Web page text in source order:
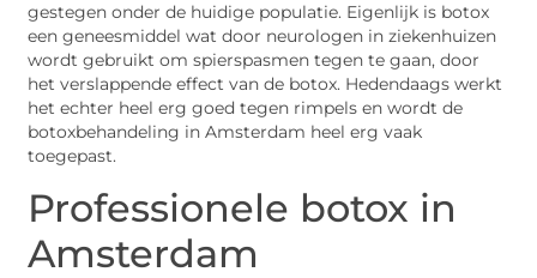
gestegen onder de huidige populatie. Eigenlijk is botox
een geneesmiddel wat door neurologen in ziekenhuizen
wordt gebruikt om spierspasmen tegen te gaan, door
het verslappende effect van de botox. Hedendaags werkt
het echter heel erg goed tegen rimpels en wordt de
botoxbehandeling in Amsterdam heel erg vaak
toegepast.
Professionele botox in
Amsterdam